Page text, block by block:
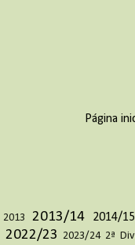
Página
2013 2013/14 2014/15
2022/23 2023/24 2ª